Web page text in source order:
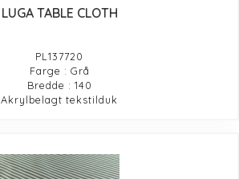
LUGA TABLE CLOTH
PL137720
Farge : Grå
Bredde : 140
Akrylbelagt tekstilduk